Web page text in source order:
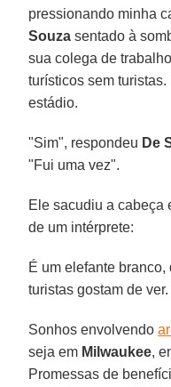
pressionando minha
Souza sentado à
sua colega de trabalho
turísticos sem
estádio.
"Sim", respondeu De
"Fui uma vez".
Ele sacudiu a cabeça
de um intérprete:
É um elefante
turistas gostam de
Sonhos envolvendo
seja em Milwaukee,
Promessas de